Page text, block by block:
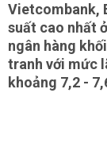
Vietcombank,
suất cao nhất
ngân hàng
tranh với mức
khoảng 7,2 -